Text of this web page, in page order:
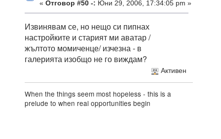
« Отговор #50 -: Юни 29, 2006, 17:34:05 pm »
Извинявам се, но нещо си пипнах
настройките и старият ми аватар /
жълтото момиченце/ изчезна - в
галерията изобщо не го виждам?
Активен
When the things seem most hopeless - this is a
prelude to when real opportunities begin